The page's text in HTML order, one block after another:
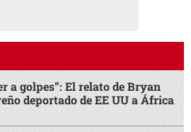
a golpes”: El relato de Bryan
deportado de EE UU a África